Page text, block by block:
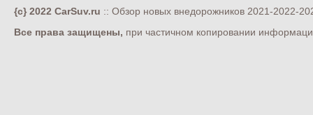
{c} 2022 CarSuv.ru :: Обзор новых внедорожников 2021-2022-
Все права защищены, при частичном копировании